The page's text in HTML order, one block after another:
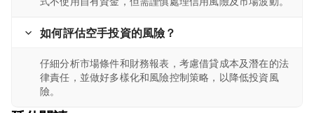
如何評估空手投資的風險？
仔細分析市場條件和財務報表，考慮借貸成本及潛在的法
律責任，並做好多樣化和風險控制策略，以降低投資風
險。